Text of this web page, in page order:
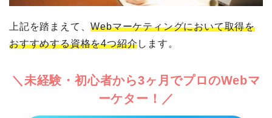
上記を踏まえて、Webマーケティングにおいて取得を
おすすめする資格を4つ紹介します。
＼未経験・初心者から3ヶ月でプロのWebマ
ーケター！／